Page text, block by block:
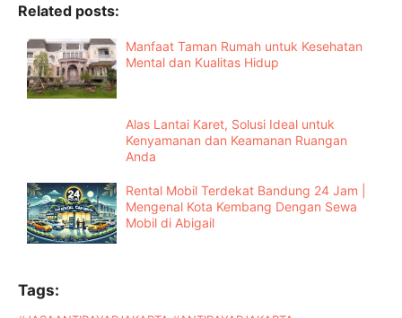
Related posts:
Manfaat Taman Rumah untuk Kesehatan
Mental dan Kualitas Hidup
Alas Lantai Karet, Solusi Ideal untuk
Kenyamanan dan Keamanan Ruangan
Anda
Rental Mobil Terdekat Bandung 24 Jam |
Mengenal Kota Kembang Dengan Sewa
Mobil di Abigail
Tags: